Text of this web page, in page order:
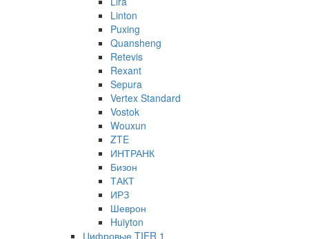
Linton
Puxing
Quansheng
Retevis
Rexant
Sepura
Vertex Standard
Vostok
Wouxun
ZTE
ИНТРАНК
Бизон
ТАКТ
ИРЗ
Шеврон
Huiyton
Цифровые TIER 1